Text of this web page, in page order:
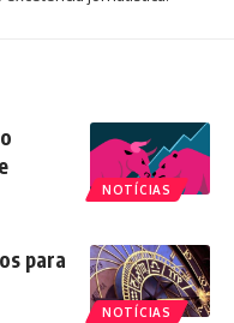
NOTÍCIAS
NOTÍCIAS
para